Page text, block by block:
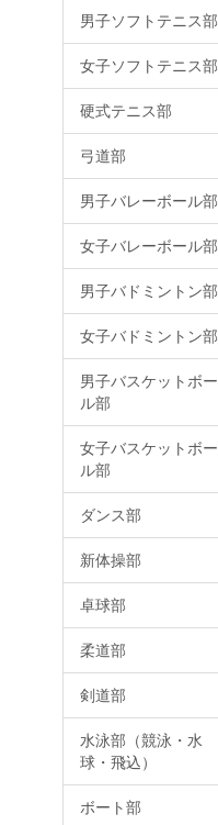
男子ソフトテニス部
女子ソフトテニス部
硬式テニス部
弓道部
男子バレーボール部
女子バレーボール部
男子バドミントン部
女子バドミントン部
男子バスケットボー
ル部
女子バスケットボー
ル部
ダンス部
新体操部
卓球部
柔道部
剣道部
水泳部（競泳・水
球・飛込）
ボート部